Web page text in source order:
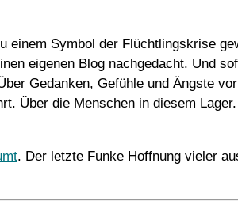
einem Symbol der Flüchtlingskrise
eigenen Blog nachgedacht. Und
Gedanken, Gefühle und Ängste
Über die Menschen in diesem
. Der letzte Funke Hoffnung vieler